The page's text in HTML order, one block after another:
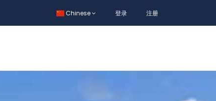
Chinese 登录 注册